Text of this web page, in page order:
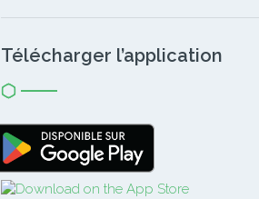
Télécharger l’application